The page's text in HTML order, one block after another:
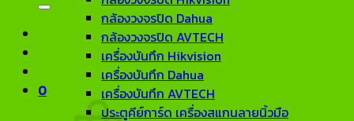
0
กล้องวงจรปิด Dahua
กล้องวงจรปิด AVTECH
เครื่องบันทึก Hikvision
เครื่องบันทึก Dahua
เครื่องบันทึก AVTECH
ประตูคีย์การ์ด เครื่องสแกนลายนิ้วมือ